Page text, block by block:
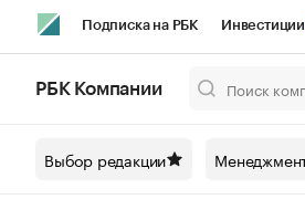
Подписка на РБК Инвестиции
Спецпроекты СПб
РБК Компании
Выбор редакции